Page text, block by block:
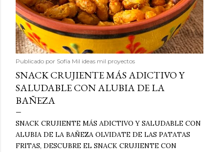
Publicado por Sofía Mil ideas mil proyectos
SNACK CRUJIENTE MÁS ADICTIVO Y
SALUDABLE CON ALUBIA DE LA
BAÑEZA
SNACK CRUJIENTE MÁS ADICTIVO Y SALUDABLE CON
ALUBIA DE LA BAÑEZA OLVIDATE DE LAS PATATAS
FRITAS, DESCUBRE EL SNACK CRUJIENTE CON